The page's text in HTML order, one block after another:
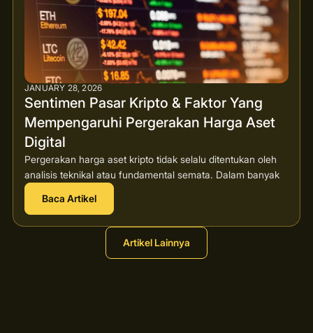
JANUARY 28, 2026
Sentimen Pasar Kripto & Faktor Yang
Mempengaruhi Pergerakan Harga Aset
Digital
Pergerakan harga aset kripto tidak selalu ditentukan oleh
analisis teknikal atau fundamental semata. Dalam banyak
Baca Artikel
Artikel Lainnya